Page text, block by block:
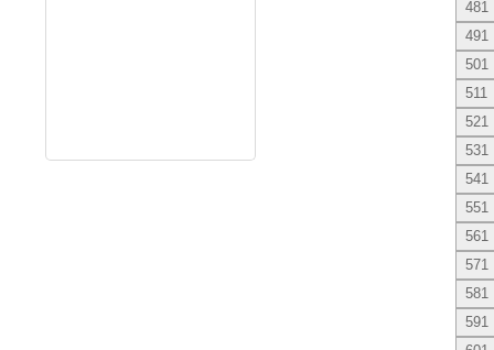
481
491
501
511
521
531
541
551
561
571
581
591